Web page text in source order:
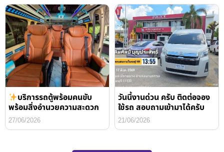
บริการรถตู้พร้อมคนขับ
พร้อมสิ่งอำนวยความสะดวก
27/06/2026
วันนี้งานด่วน ครับ ติดต่อจอง
ใช้รถ สอบถามเข้ามาได้ครับ
21/06/2026